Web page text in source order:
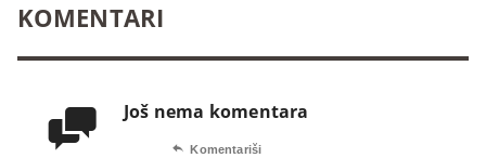
KOMENTARI
 Još nema komentara
 Komentariši